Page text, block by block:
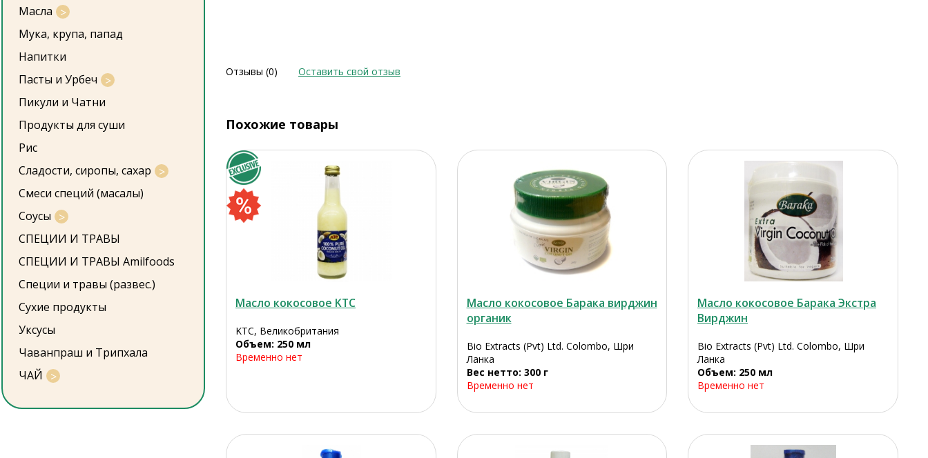
Масла
Мука, крупа, папад
Напитки
Пасты и Урбеч
Пикули и Чатни
Продукты для суши
Рис
Сладости, сиропы, сахар
Смеси специй (масалы)
Соусы
СПЕЦИИ И ТРАВЫ
СПЕЦИИ И ТРАВЫ Amilfoods
Специи и травы (развес.)
Сухие продукты
Уксусы
Чаванпраш и Трипхала
ЧАЙ
Отзывы (0) Оставить свой отзыв
Похожие товары
Масло кокосовое KTC
KTC, Великобритания
Объем: 250 мл
Временно нет
Масло кокосовое Барака вирджин
органик
Bio Extracts (Pvt) Ltd. Colombo, Шри
Ланка
Вес нетто: 300 г
Временно нет
Масло кокосовое Барака Экстра
Вирджин
Bio Extracts (Pvt) Ltd. Colombo, Шри
Ланка
Объем: 250 мл
Временно нет